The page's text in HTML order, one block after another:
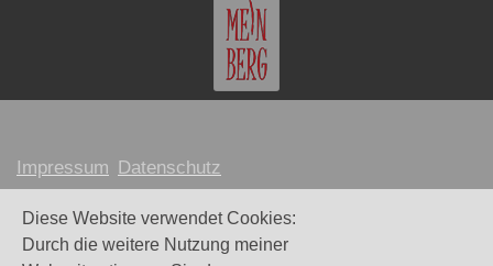
Impressum Datenschutz
MARION MEINBERG © 2026
Webdesign und Umsetzung:Maike Littkemann
Diese Website verwendet Cookies:
Durch die weitere Nutzung meiner